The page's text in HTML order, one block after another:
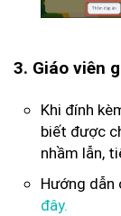
3. Giáo viên
Khi đính
biết được
nhầm lẫn,
Hướng dẫn
đây.